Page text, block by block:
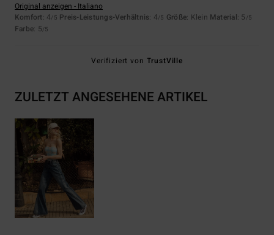
Original anzeigen - Italiano
Komfort: 4/5 Preis-Leistungs-Verhältnis: 4/5 Größe: Klein Material: 5 /5
Farbe: 5/5
Verifiziert von TrustVille
ZULETZT ANGESEHENE ARTIKEL